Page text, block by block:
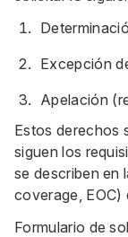
Excepción
Apelación
Estos derechos
siguen los
se describen en
coverage, EOC)
Formulario de